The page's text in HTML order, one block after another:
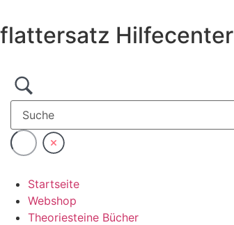
Inhalt
wechseln
flattersatz Hilfecenter
Startseite
Webshop
Theoriesteine Bücher